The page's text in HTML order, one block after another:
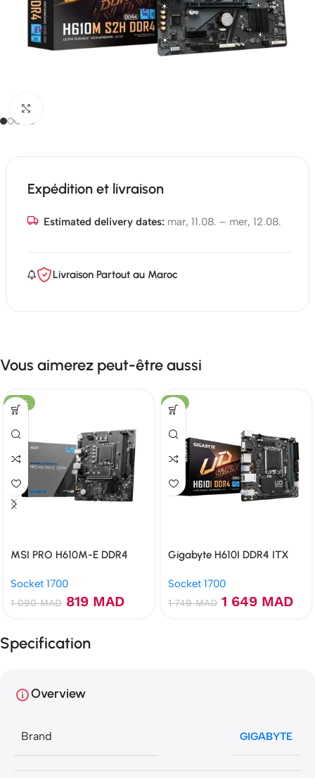
Expédition et livraison
Estimated delivery dates: mar, 11.08. – mer, 12.08.
Livraison Partout au Maroc
Vous aimerez peut-être aussi
-25%
MSI PRO H610M-E DDR4
Socket 1700
1 090MAD 819 MAD
-6%
Gigabyte H610I DDR4 ITX
Socket 1700
1 749MAD 1 649 MAD
Specification
Overview
Brand GIGABYTE